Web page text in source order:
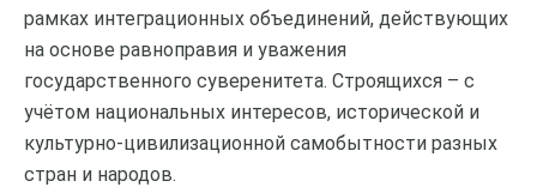
рамках интеграционных объединений, действующих
на основе равноправия и уважения
государственного суверенитета. Строящихся – с
учётом национальных интересов, исторической и
культурно-цивилизационной самобытности разных
стран и народов.